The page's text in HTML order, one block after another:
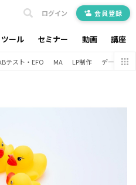
ツール セミナー 動画 講座
ログイン 会員登録
テスト・EFO MA LP制作 データ分析